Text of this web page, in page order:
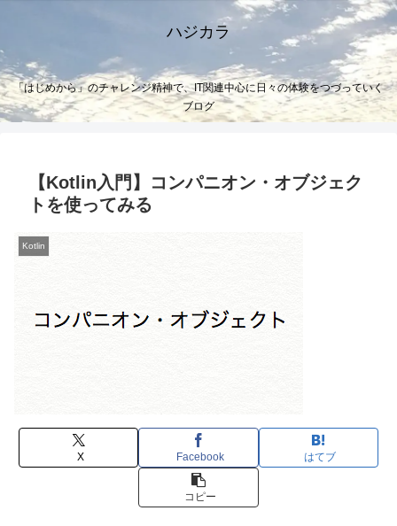
ハジカラ
「はじめから」のチャレンジ精神で、IT関連中心に日々の体験をつづっていく
ブログ
【Kotlin入門】コンパニオン・オブジェク
トを使ってみる
Kotlin
X Facebook はてブ
コピー